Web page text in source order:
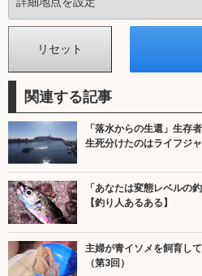
関連する記事
「落水からの生還」生存
生死分けたのはライフジ
「あなたは変態レベルの
【釣り人あるある】
主婦が青イソメを飼育し
（第3回）